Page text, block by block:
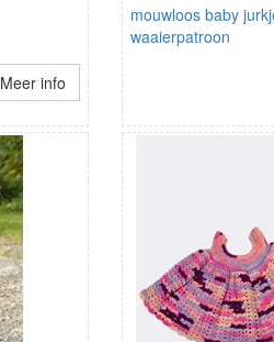
Meer info
mouwloos baby
waaierpatroon